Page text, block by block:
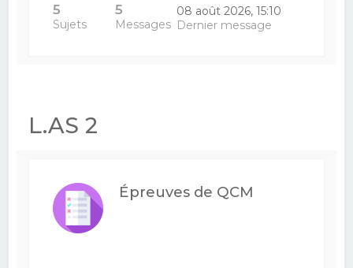
5
Sujets
5
Messages
08 août 2026, 15:10
Dernier message
L.AS 2
Épreuves de QCM